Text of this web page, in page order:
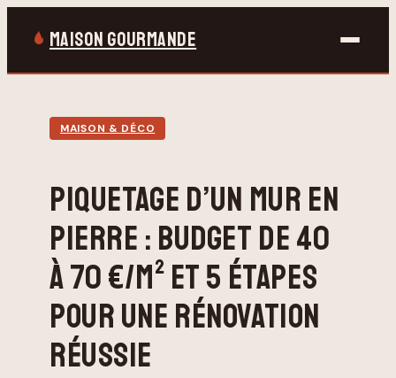
MAISON GOURMANDE
Bricolage
Jardinage
Maison & Déco
MAISON & DÉCO
PIQUETAGE D’UN MUR EN
PIERRE : BUDGET DE 40
À 70 €/M² ET 5 ÉTAPES
POUR UNE RÉNOVATION
RÉUSSIE